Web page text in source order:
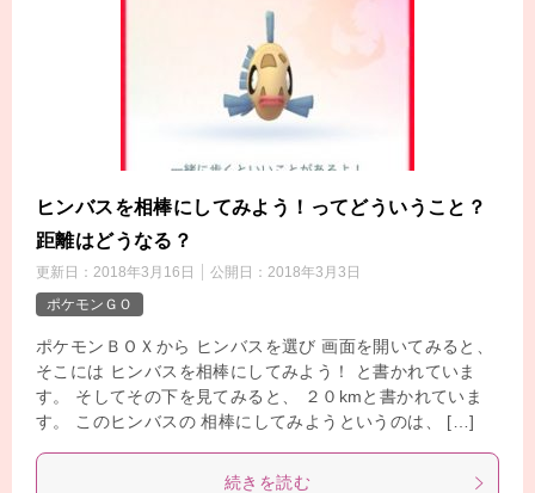
ヒンバスを相棒にしてみよう！ってどういうこと？
距離はどうなる？
更新日： 2018年3月16日 公開日： 2018年3月3日
ポケモンＧＯ
ポケモンＢＯＸから ヒンバスを選び 画面を開いてみると、
そこには ヒンバスを相棒にしてみよう！ と書かれていま
す。 そしてその下を見てみると、 ２０kmと書かれていま
す。 このヒンバスの 相棒にしてみようというのは、 […]
続きを読む